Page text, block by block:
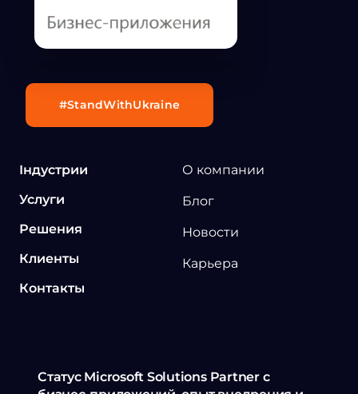
Індустрии
Услуги
Решения
Клиенты
Контакты
О компании
Блог
Новости
Карьера
Статус Microsoft Solutions Partner с
#StandWithUkraine